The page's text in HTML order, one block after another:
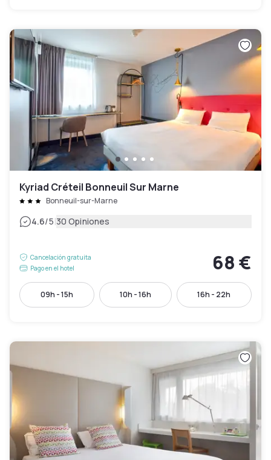
Kyriad Créteil Bonneuil Sur Marne
Bonneuil-sur-Marne
4.6/5|30 Opiniones
Cancelación gratuita
Pago en el hotel
68 €
09h - 15h 10h - 16h 16h - 22h